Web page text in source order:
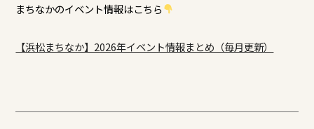
まちなかのイベント情報はこちら
【浜松まちなか】2026年イベント情報まとめ（毎月更新）